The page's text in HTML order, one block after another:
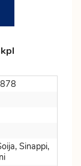
Sinappi,